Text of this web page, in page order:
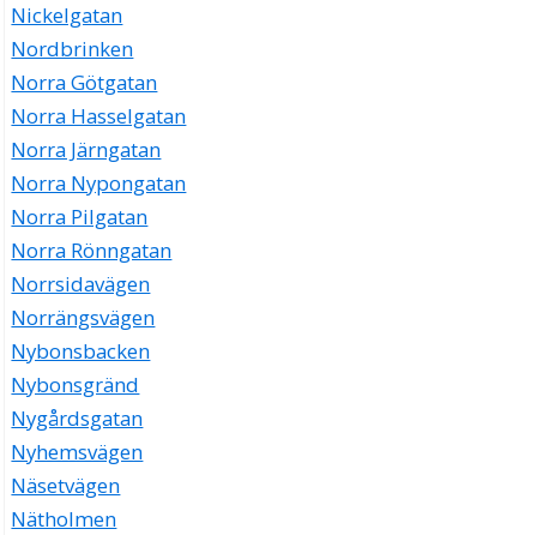
Nickelgatan
Nordbrinken
Norra Götgatan
Norra Hasselgatan
Norra Järngatan
Norra Nypongatan
Norra Pilgatan
Norra Rönngatan
Norrsidavägen
Norrängsvägen
Nybonsbacken
Nybonsgränd
Nygårdsgatan
Nyhemsvägen
Näsetvägen
Nätholmen